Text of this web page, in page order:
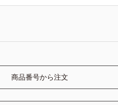
商品番号から注文